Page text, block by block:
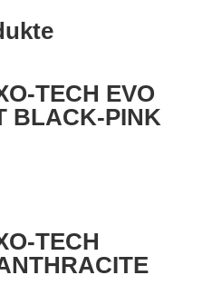
TECH EVO
BLACK-PINK
TECH